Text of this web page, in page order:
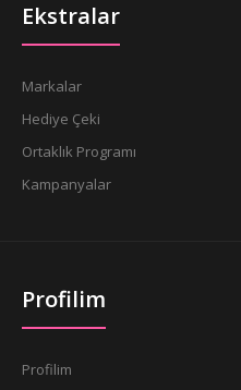
Ekstralar
Markalar
Hediye Çeki
Ortaklık Programı
Kampanyalar
Profilim
Profilim